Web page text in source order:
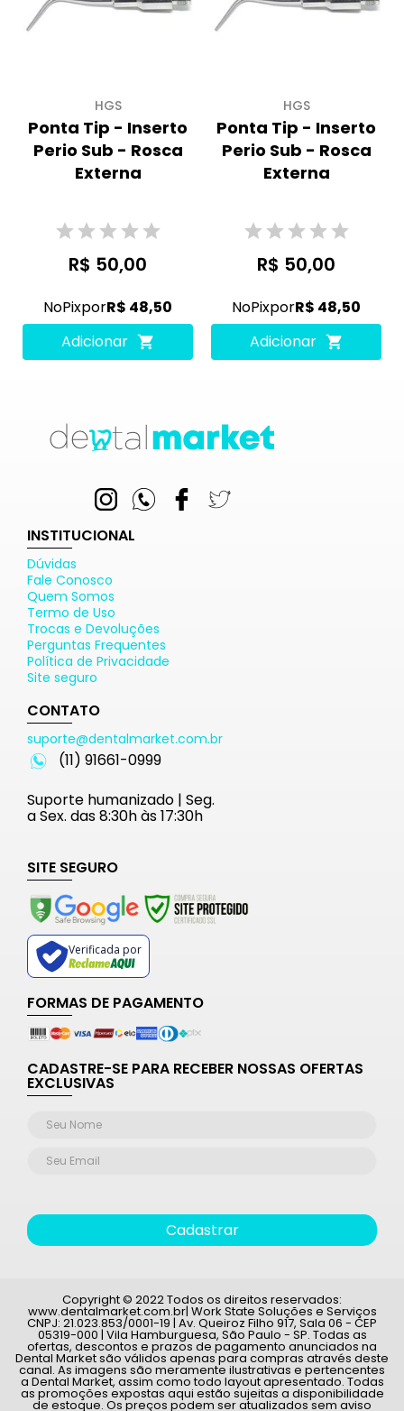
HGS
Ponta Tip - Inserto
Perio Sub - Rosca
Externa
R$ 50,00
NoPixporR$ 48,50
Adicionar
HGS
Ponta Tip - Inserto
Perio Sub - Rosca
Externa
R$ 50,00
NoPixporR$ 48,50
Adicionar
INSTITUCIONAL
Dúvidas
Fale Conosco
Quem Somos
Termo de Uso
Trocas e Devoluções
Perguntas Frequentes
Política de Privacidade
Site seguro
CONTATO
suporte@dentalmarket.com.br
(11) 91661-0999
Suporte humanizado | Seg.
a Sex. das 8:30h às 17:30h
SITE SEGURO
Verificada por
FORMAS DE PAGAMENTO
CADASTRE-SE PARA RECEBER NOSSAS OFERTAS
EXCLUSIVAS
Cadastrar
Copyright © 2022 Todos os direitos reservados:
www.dentalmarket.com.br| Work State Soluções e Serviços
CNPJ: 21.023.853/0001-19 | Av. Queiroz Filho 917, Sala 06 - CEP
05319-000 | Vila Hamburguesa, São Paulo - SP. Todas as
ofertas, descontos e prazos de pagamento anunciados na
Dental Market são válidos apenas para compras através deste
canal. As imagens são meramente ilustrativas e pertencentes
a Dental Market, assim como todo layout apresentado. Todas
as promoções expostas aqui estão sujeitas a disponibilidade
de estoque. Os preços podem ser atualizados sem aviso